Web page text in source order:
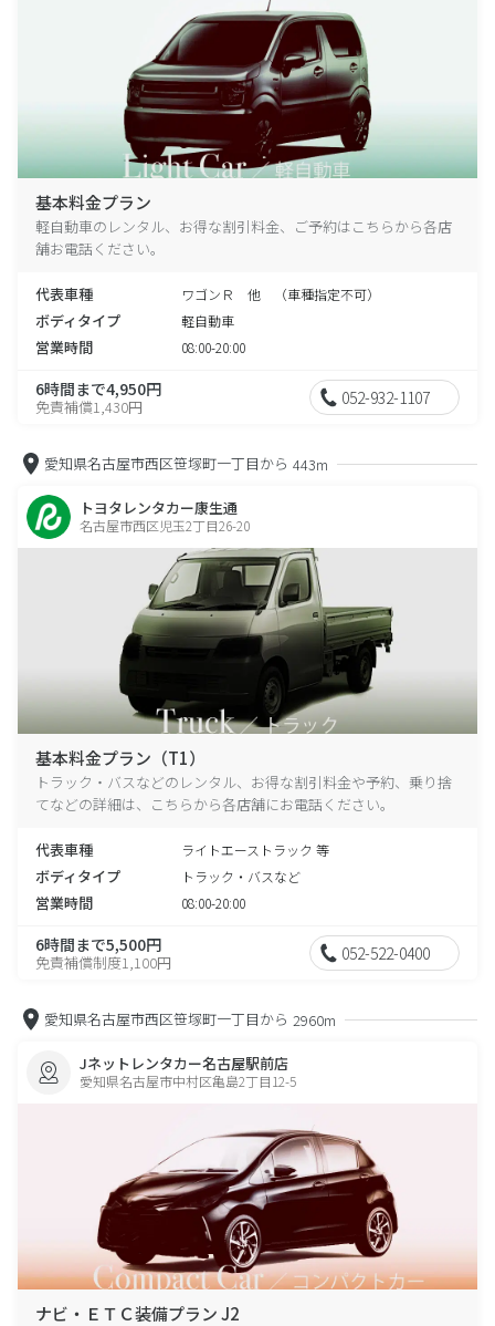
基本料金プラン
軽自動車のレンタル、お得な割引料金、ご予約はこちらから各店
舗お電話ください。
代表車種 ワゴンＲ 他 （車種指定不可）
ボディタイプ 軽自動車
営業時間 08:00-20:00
6時間まで4,950円
免責補償1,430円 052-932-1107
愛知県名古屋市西区笹塚町一丁目から 443m
トヨタレンタカー康生通
名古屋市西区児玉2丁目26-20
基本料金プラン（T1）
トラック・バスなどのレンタル、お得な割引料金や予約、乗り捨
てなどの詳細は、こちらから各店舗にお電話ください。
代表車種 ライトエーストラック 等
ボディタイプ トラック・バスなど
営業時間 08:00-20:00
6時間まで5,500円
免責補償制度1,100円 052-522-0400
愛知県名古屋市西区笹塚町一丁目から 2960m
Jネットレンタカー名古屋駅前店
愛知県名古屋市中村区亀島2丁目12-5
ナビ・ＥＴＣ装備プラン J2